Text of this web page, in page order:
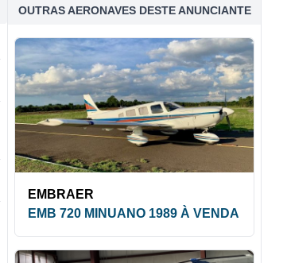
OUTRAS AERONAVES DESTE ANUNCIANTE
EMBRAER
EMB 720 MINUANO 1989 À VENDA